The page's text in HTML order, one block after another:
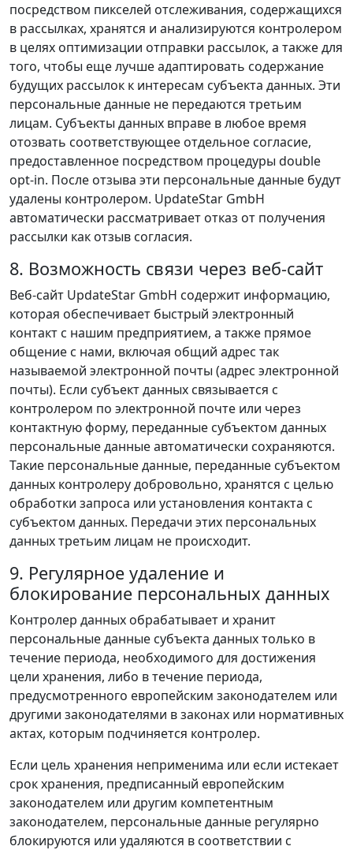
посредством пикселей отслеживания, содержащихся
в рассылках, хранятся и анализируются контролером
в целях оптимизации отправки рассылок, а также для
того, чтобы еще лучше адаптировать содержание
будущих рассылок к интересам субъекта данных. Эти
персональные данные не передаются третьим
лицам. Субъекты данных вправе в любое время
отозвать соответствующее отдельное согласие,
предоставленное посредством процедуры double
opt‑in. После отзыва эти персональные данные будут
удалены контролером. UpdateStar GmbH
автоматически рассматривает отказ от получения
рассылки как отзыв согласия.
8. Возможность связи через веб‑сайт
Веб‑сайт UpdateStar GmbH содержит информацию,
которая обеспечивает быстрый электронный
контакт с нашим предприятием, а также прямое
общение с нами, включая общий адрес так
называемой электронной почты (адрес электронной
почты). Если субъект данных связывается с
контролером по электронной почте или через
контактную форму, переданные субъектом данных
персональные данные автоматически сохраняются.
Такие персональные данные, переданные субъектом
данных контролеру добровольно, хранятся с целью
обработки запроса или установления контакта с
субъектом данных. Передачи этих персональных
данных третьим лицам не происходит.
9. Регулярное удаление и
блокирование персональных данных
Контролер данных обрабатывает и хранит
персональные данные субъекта данных только в
течение периода, необходимого для достижения
цели хранения, либо в течение периода,
предусмотренного европейским законодателем или
другими законодателями в законах или нормативных
актах, которым подчиняется контролер.
Если цель хранения неприменима или если истекает
срок хранения, предписанный европейским
законодателем или другим компетентным
законодателем, персональные данные регулярно
блокируются или удаляются в соответствии с